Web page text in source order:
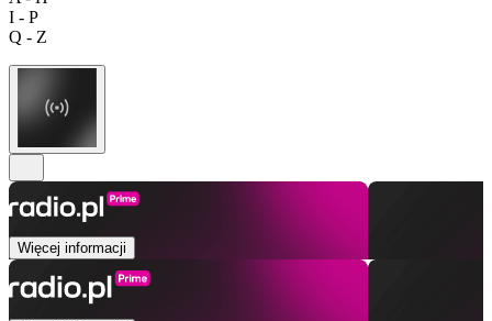
I - P
Q - Z
Więcej informacji